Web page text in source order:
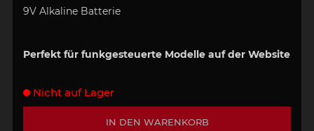
9V Alkaline Batterie
Perfekt für funkgesteuerte Modelle auf der Website
IN DEN WARENKORB
Nicht auf Lager